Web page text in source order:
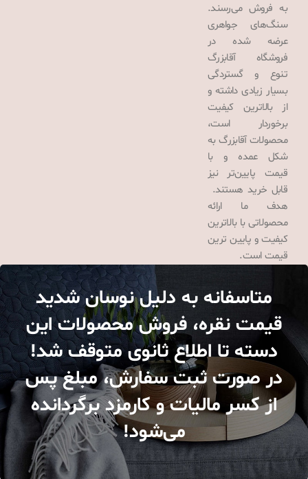
به فروش می‌رسند.
سنگ‌های جواهری
عرضه شده در
فروشگاه آقابزرگ
تنوع و گستردگی
بسیار زیادی داشته و
از بالاترین کیفیت
برخوردار است،
محصولات آقابزرگ به
شکل عمده و با
قیمت پایین‌تر نیز
قابل خرید هستند.
هدف ما ارائه
محصولاتی با بالاترین
کیفیت و پایین ترین
قیمت است.
متاسفانه به دلیل نوسان شدید
قیمت نقره، فروش محصولات این
دسته تا اطلاع ثانوی متوقف شد!
در صورت ثبت سفارش، مبلغ پس
از کسر مالیات و کارمزد برگردانده
می‌شود!